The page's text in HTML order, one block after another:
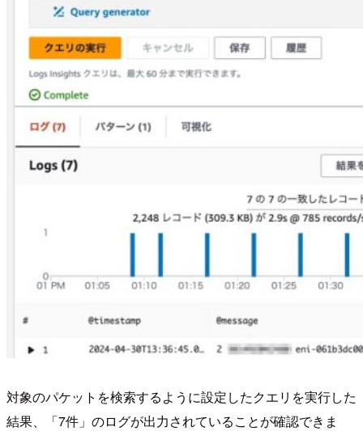
対象のパケットを検索するように設定したクエリを実行した
結果、「7件」のログが出力されていることが確認できま